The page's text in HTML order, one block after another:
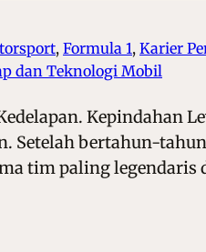
, Formula 1, Karier
dan Teknologi Mobil
Kepindahan
Setelah bertahun-
tim paling legendaris